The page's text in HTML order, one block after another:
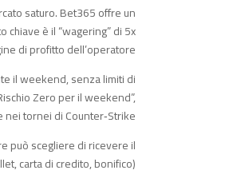
saturo. Bet365 offre un
è il “wagering” di 5x
di profitto dell’operatore.
il weekend, senza limiti di
Zero per il weekend”,
tornei di Counter‑Strike.
può scegliere di ricevere il
carta di credito, bonifico).